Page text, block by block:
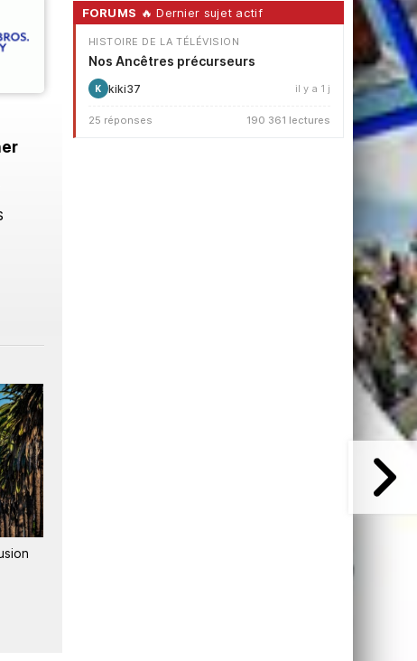
1
:
révisée, mais maintient son
FORUMS 🔥 Dernier sujet actif
HISTOIRE DE LA TÉLÉVISION
Nos Ancêtres précurseurs
K kiki37 il y a 1 j
25 réponses 190 361 lectures